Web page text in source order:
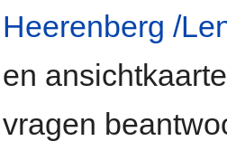
Heerenberg /
en
vragen